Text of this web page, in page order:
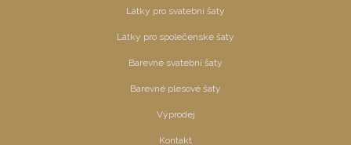
Látky pro svatební šaty
Látky pro společenské šaty
Barevné svatební šaty
Barevné plesové šaty
Výprodej
Kontakt